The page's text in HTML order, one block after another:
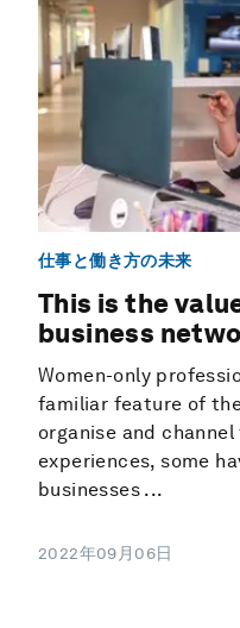
仕事と働き方の未来
This is the
business
Women-only
familiar feature of
organise and
experiences, some
businesses ...
2022年09月06日